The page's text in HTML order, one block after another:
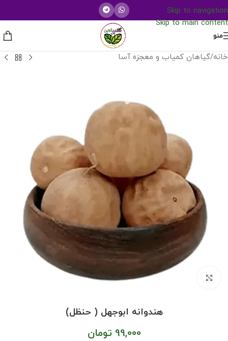
Skip to navigation
Skip to main content
منو
خانه/گیاهان کمیاب و معجزه آسا
بزرگنمایی تصویر
هندوانه ابوجهل ( حنظل)
99,000 تومان